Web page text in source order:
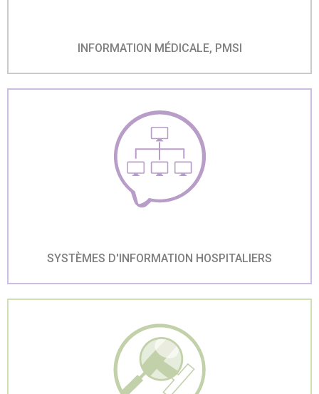
INFORMATION MÉDICALE, PMSI
SYSTÈMES D'INFORMATION HOSPITALIERS